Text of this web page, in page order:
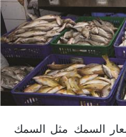
السمك مثل السمك